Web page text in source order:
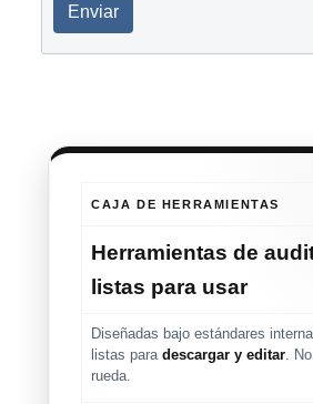
Enviar
CAJA DE HERRAMIENTAS
Herramientas de
listas para usar
Diseñadas bajo estándares
listas para descargar y editar .
rueda.